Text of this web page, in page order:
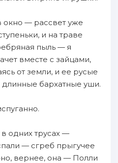
окно — рассвет уже
и на траве
пыль — я
вместе с зайцами,
от земли, и ее русые
длинные бархатные уши.
одних трусах —
— сгреб прыгучее
вернее, она — Полли